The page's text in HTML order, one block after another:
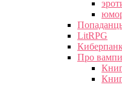
LitRPG
Про